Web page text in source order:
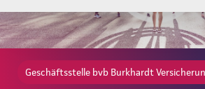
Geschäftsstelle bvb Burkhardt